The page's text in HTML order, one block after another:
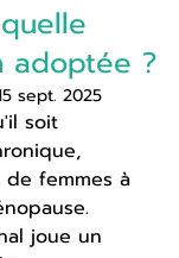
adoptée ?
sept. 2025
soit
femmes à
joue un